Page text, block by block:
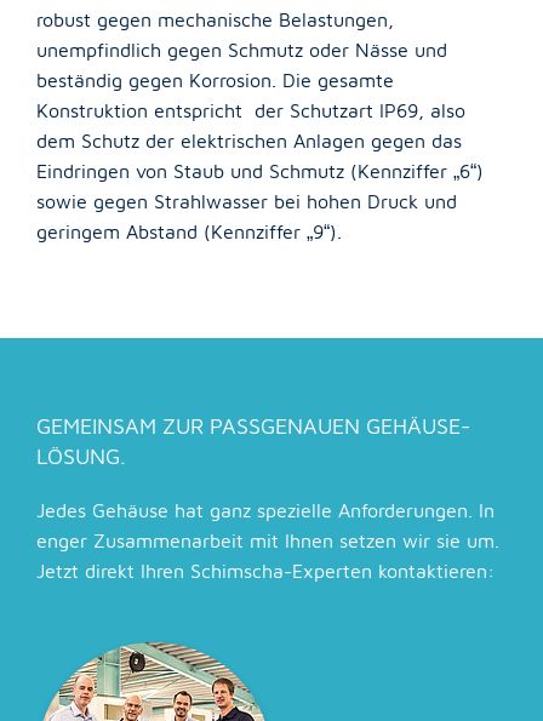
robust gegen mechanische Belastungen,
unempfindlich gegen Schmutz oder Nässe und
beständig gegen Korrosion. Die gesamte
Konstruktion entspricht der Schutzart IP69, also
dem Schutz der elektrischen Anlagen gegen das
Eindringen von Staub und Schmutz (Kennziffer „6“)
sowie gegen Strahlwasser bei hohen Druck und
geringem Abstand (Kennziffer „9“).
GEMEINSAM ZUR PASSGENAUEN GEHÄUSE-
LÖSUNG.
Jedes Gehäuse hat ganz spezielle Anforderungen. In
enger Zusammenarbeit mit Ihnen setzen wir sie um.
Jetzt direkt Ihren Schimscha-Experten kontaktieren: